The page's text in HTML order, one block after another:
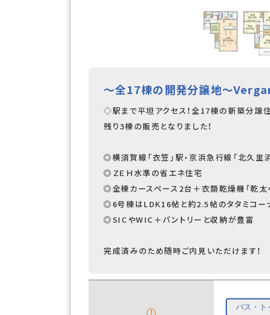
～全17棟の開発分譲地～
◇駅まで平坦アクセス！全17棟の新築分譲
残り3棟の販売となりました！
◎横須賀線「衣笠」駅・京浜急行線「北久里
◎ＺＥＨ水準の省エネ住宅
◎全棟カースペース2台＋衣類乾燥機「乾太
◎6号棟はLDK16帖と約2.5帖のタタミコー
◎SICやWIC＋パントリーと収納が豊富
完成済みのため随時ご内見いただけます！
バス・ト